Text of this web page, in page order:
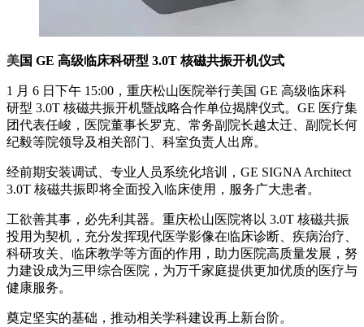
美国 GE 高级临床科研型 3.0T 核磁共振开机仪式
1 月 6 日下午 15:00，重庆松山医院举行美国 GE 高级临床科
研型 3.0T 核磁共振开机暨战略合作单位揭牌仪式。GE 医疗集
团代表任峻，医院董事长罗克、常务副院长越太迁、副院长何
纪毅等院领导及相关部门、科室负责人出席。
经前期安装调试、专业人员系统化培训，GE SIGNA Architect
3.0T 核磁共振即将全面投入临床使用，服务广大患者。
工欲善其事，必先利其器。重庆松山医院将以 3.0T 核磁共振
投用为契机，充分发挥现代医学影像在临床诊断、疾病治疗、
科研攻关、临床教学等方面的作用，助力医院高质量发展，努
力建设成为三甲综合医院，为万千家庭提供更加优质的医疗与
健康服务。
奠定坚实的基础，推动相关学科建设再上新台阶。